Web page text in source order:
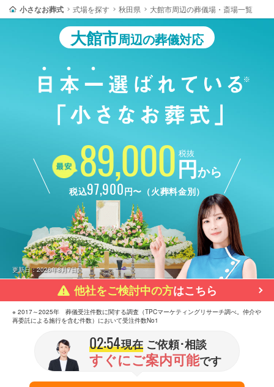
小さなお葬式 式場を探す 秋田県 大館市周辺の葬儀場・斎場一覧
大館市周辺の葬儀対応
89,000 税抜
円から
税込97,900円〜（火葬料金別）
更新日：2026年8月7日
他社をご検討中の方はこちら
※ 2017～2025年 葬儀受注件数に関する調査（TPCマーケティングリサーチ調べ。仲介や
再委託による施行を含む件数）において受注件数No1
02:54現在ご依頼･相談
すぐにご案内可能です